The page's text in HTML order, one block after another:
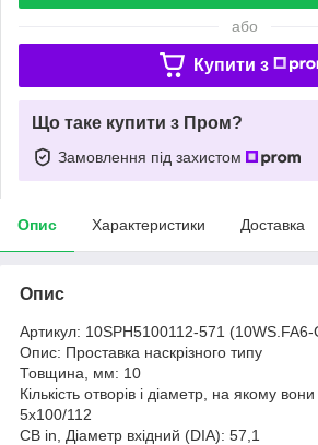
або
Купити з
Що таке купити з Пром?
Замовлення під захистом
Опис Характеристики Доставка
Опис
Артикул: 10SPH5100112-571 (10WS.FA6-
Опис: Проставка наскрізного типу
Товщина, мм: 10
Кількість отворів і діаметр, на якому
5х100/112
CB in, Діаметр вхідний (DIA): 57,1